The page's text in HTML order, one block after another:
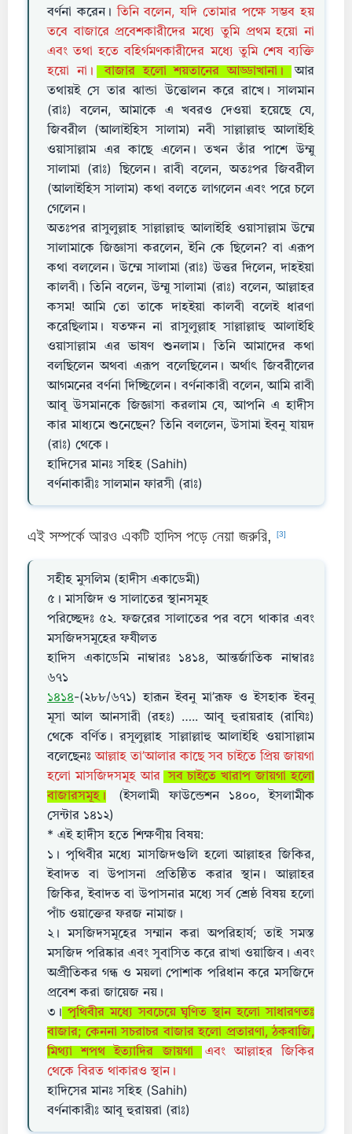
বর্ণনা করেন।তিনি বলেন, যদি তোমার পক্ষে সম্ভব হয়
তবে বাজারে প্রবেশকারীদের মধ্যে তুমি প্রথম হয়ো না
এবং তথা হতে বহির্গমণকারীদের মধ্যে তুমি শেষ ব্যক্তি
হয়ো না।
বাজার হলো শয়তানের আড্ডাখানা।
আর
তথায়ই সে তার ঝান্ডা উত্তোলন করে রাখে। সালমান
(রাঃ) বলেন, আমাকে এ খবরও দেওয়া হয়েছে যে,
জিবরীল (আলাইহিস সালাম) নবী সাল্লাল্লাহু আলাইহি
ওয়াসাল্লাম এর কাছে এলেন। তখন তাঁর পাশে উম্মু
সালামা (রাঃ) ছিলেন। রাবী বলেন, অতঃপর জিবরীল
(আলাইহিস সালাম) কথা বলতে লাগলেন এবং পরে চলে
গেলেন।
অতঃপর রাসুলুল্লাহ সাল্লাল্লাহু আলাইহি ওয়াসাল্লাম উম্মে
সালামাকে জিজ্ঞাসা করলেন, ইনি কে ছিলেন? বা এরূপ
কথা বললেন। উম্মে সালামা (রাঃ) উত্তর দিলেন, দাহইয়া
কালবী। তিনি বলেন, উম্মু সালামা (রাঃ) বলেন, আল্লাহর
কসম! আমি তো তাকে দাহইয়া কালবী বলেই ধারণা
করেছিলাম। যতক্ষন না রাসুলুল্লাহ সাল্লাল্লাহু আলাইহি
ওয়াসাল্লাম এর ভাষণ শুনলাম। তিনি আমাদের কথা
বলছিলেন অথবা এরূপ বলেছিলেন। অর্থাৎ জিবরীলের
আগমনের বর্ণনা দিচ্ছিলেন। বর্ণনাকারী বলেন, আমি রাবী
আবূ উসমানকে জিজ্ঞাসা করলাম যে, আপনি এ হাদীস
কার মাধ্যমে শুনেছেন? তিনি বললেন, উসামা ইবনু যায়দ
(রাঃ) থেকে।
হাদিসের মানঃ সহিহ (Sahih)
বর্ণনাকারীঃ সালমান ফারসী (রাঃ)
এই সম্পর্কে আরও একটি হাদিস পড়ে নেয়া জরুরি, [3]
সহীহ মুসলিম (হাদীস একাডেমী)
৫। মাসজিদ ও সালাতের স্থানসমূহ
পরিচ্ছেদঃ ৫২. ফজরের সালাতের পর বসে থাকার এবং
মসজিদসমূহের ফযীলত
হাদিস একাডেমি নাম্বারঃ ১৪১৪, আন্তর্জাতিক নাম্বারঃ
৬৭১
১৪১৪-(২৮৮/৬৭১) হারূন ইবনু মা’রূফ ও ইসহাক ইবনু
মূসা আল আনসারী (রহঃ) ….. আবূ হুরায়রাহ (রাযিঃ)
থেকে বর্ণিত। রসূলুল্লাহ সাল্লাল্লাহু আলাইহি ওয়াসাল্লাম
বলেছেনঃ আল্লাহ তা’আলার কাছে সব চাইতে প্রিয় জায়গা
হলো মাসজিদসমূহ আর সব চাইতে খারাপ জায়গা হলো
বাজারসমূহ।
(ইসলামী ফাউন্ডেশন ১৪০০, ইসলামীক
সেন্টার ১৪১২)
* এই হাদীস হতে শিক্ষণীয় বিষয়:
১। পৃথিবীর মধ্যে মাসজিদগুলি হলো আল্লাহর জিকির,
ইবাদত বা উপাসনা প্রতিষ্ঠিত করার স্থান। আল্লাহর
জিকির, ইবাদত বা উপাসনার মধ্যে সর্ব শ্রেষ্ঠ বিষয় হলো
পাঁচ ওয়াক্তের ফরজ নামাজ।
২। মসজিদসমূহের সম্মান করা অপরিহার্য; তাই সমস্ত
মসজিদ পরিষ্কার এবং সুবাসিত করে রাখা ওয়াজিব। এবং
অপ্রীতিকর গন্ধ ও ময়লা পোশাক পরিধান করে মসজিদে
প্রবেশ করা জায়েজ নয়।
৩। পৃথিবীর মধ্যে সবচেয়ে ঘৃণিত স্থান হলো সাধারণতঃ
বাজার; কেননা সচরাচর বাজার হলো প্রতারণা, ঠকবাজি,
মিথ্যা শপথ ইত্যাদির জায়গা
এবং আল্লাহর জিকির
থেকে বিরত থাকারও স্থান।
হাদিসের মানঃ সহিহ (Sahih)
বর্ণনাকারীঃ আবূ হুরায়রা (রাঃ)